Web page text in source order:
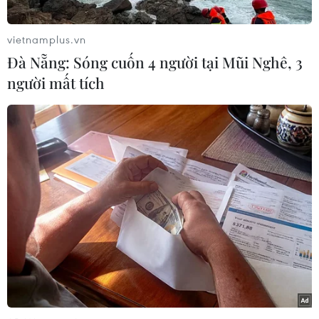
#biến đổi khí hậu #hệ sinh thái
Theo dõi VietnamPlus
vietnamplus.vn
Đà Nẵng: Sóng cuốn 4 người tại Mũi Nghê, 3
người mất tích